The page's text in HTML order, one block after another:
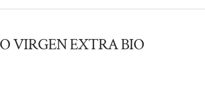
VIRGEN EXTRA BIO